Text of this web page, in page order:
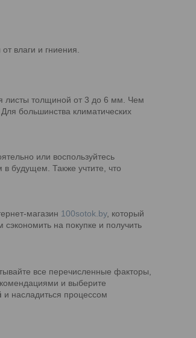
влаги и гниения.
листы толщиной от 3 до 6 мм. Чем
большинства климатических
или воспользуйтесь
в будущем. Также учтите, что
магазин 100sotok.by, который
на покупке и получить
все перечисленные факторы,
и выберите
и насладиться процессом